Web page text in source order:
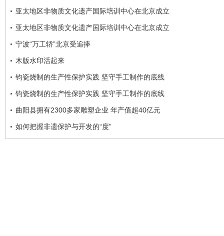
亚太地区非物质文化遗产国际培训中心在北京成立
亚太地区非物质文化遗产国际培训中心在北京成立
宁波“万工轿”北京受追捧
木版水印活起来
钧瓷烧制的生产性保护实践 坚守手工制作的底线
钧瓷烧制的生产性保护实践 坚守手工制作的底线
曲阳县拥有2300多家雕塑企业 年产值超40亿元
如何把握非遗保护与开发的“度”